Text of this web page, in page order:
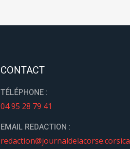
CONTACT
TÉLÉPHONE :
04 95 28 79 41
EMAIL REDACTION :
redaction@journaldelacorse.corsica